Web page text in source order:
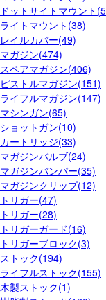
ドットサイトマウント
ライトマウント(38)
レイルカバー(49)
マガジン(474)
スペアマガジン(406)
ピストルマガジン(151)
ライフルマガジン(147)
マシンガン(65)
ショットガン(10)
カートリッジ(33)
マガジンバルブ(24)
マガジンバンパー(35)
マガジンクリップ(12)
トリガー(47)
トリガー(28)
トリガーガード(16)
トリガーブロック(3)
ストック(194)
ライフルストック(155)
木製ストック(1)